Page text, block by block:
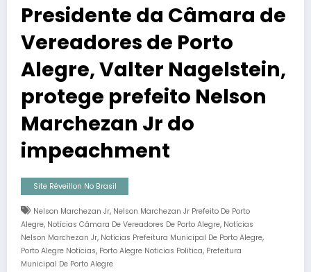
Presidente da Câmara de
Vereadores de Porto
Alegre, Valter Nagelstein,
protege prefeito Nelson
Marchezan Jr do
impeachment
Site Réveillon No Brasil
Nelson Marchezan Jr, Nelson Marchezan Jr Prefeito De Porto
Alegre, Notícias Câmara De Vereadores De Porto Alegre, Notícias
Nelson Marchezan Jr, Notícias Prefeitura Municipal De Porto Alegre,
Porto Alegre Notícias, Porto Alegre Noticias Politica, Prefeitura
Municipal De Porto Alegre